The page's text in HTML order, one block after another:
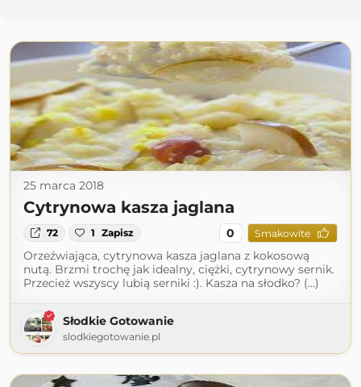
25 marca 2018
Cytrynowa kasza jaglana
72 1 Zapisz 0 Smakowite
Orzeźwiająca, cytrynowa kasza jaglana z kokosową
nutą. Brzmi trochę jak idealny, ciężki, cytrynowy sernik.
Przecież wszyscy lubią serniki :). Kasza na słodko? (...)
Słodkie Gotowanie
slodkiegotowanie.pl